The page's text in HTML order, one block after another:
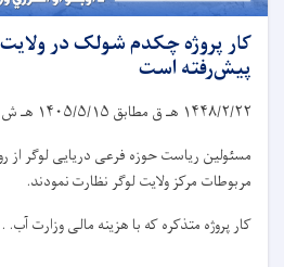
پیش‌رفته است
۱۴۴۸/۲/۲۲ هـ ق مطابق ۱۴۰۵/۵/۱۵ هـ ش
مسئولین ریاست حوزه فرعی دریایی لوگر از
مربوطات مرکز ولایت لوگر نظارت نمودند.
کار پروژه متذکره که با هزینه مالی وزارت آب.